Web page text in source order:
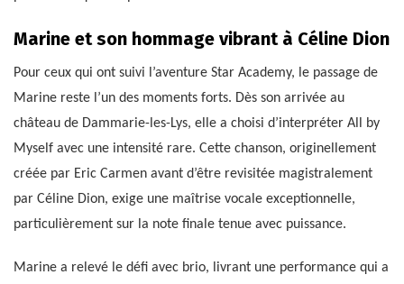
Marine et son hommage vibrant à Céline Dion
Pour ceux qui ont suivi l’aventure Star Academy, le passage de
Marine reste l’un des moments forts. Dès son arrivée au
château de Dammarie-les-Lys, elle a choisi d’interpréter All by
Myself avec une intensité rare. Cette chanson, originellement
créée par Eric Carmen avant d’être revisitée magistralement
par Céline Dion, exige une maîtrise vocale exceptionnelle,
particulièrement sur la note finale tenue avec puissance.
Marine a relevé le défi avec brio, livrant une performance qui a